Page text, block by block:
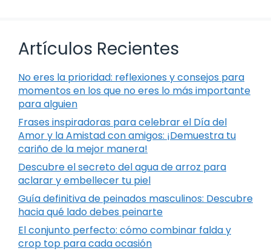
Artículos Recientes
No eres la prioridad: reflexiones y consejos para
momentos en los que no eres lo más importante
para alguien
Frases inspiradoras para celebrar el Día del
Amor y la Amistad con amigos: ¡Demuestra tu
cariño de la mejor manera!
Descubre el secreto del agua de arroz para
aclarar y embellecer tu piel
Guía definitiva de peinados masculinos: Descubre
hacia qué lado debes peinarte
El conjunto perfecto: cómo combinar falda y
crop top para cada ocasión